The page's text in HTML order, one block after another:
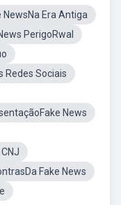
NewsNa Era Antiga
PerigoRwal
Redes Sociais
News
Fake News